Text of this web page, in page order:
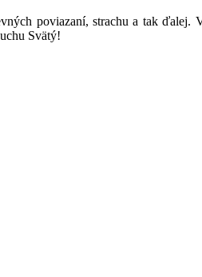
poviazaní, strachu a tak
Svätý!